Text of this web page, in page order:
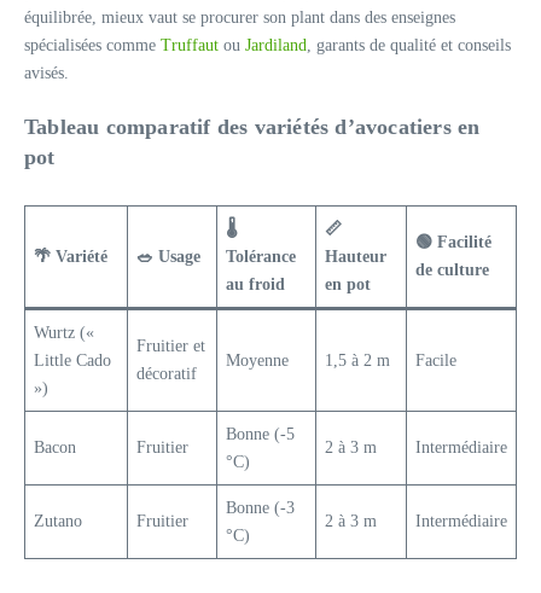
équilibrée, mieux vaut se procurer son plant dans des enseignes
spécialisées comme Truffaut ou Jardiland, garants de qualité et conseils
avisés.
Tableau comparatif des variétés d’avocatiers en
pot
🌴 Variété 🥗 Usage
🌡️
Tolérance
au froid
📏
Hauteur
en pot
🟢 Facilité
de culture
Wurtz («
Little Cado
»)
Fruitier et
décoratif
Moyenne 1,5 à 2 m Facile
Bacon Fruitier
Bonne (-5
°C)
2 à 3 m Intermédiaire
Zutano Fruitier
Bonne (-3
°C)
2 à 3 m Intermédiaire